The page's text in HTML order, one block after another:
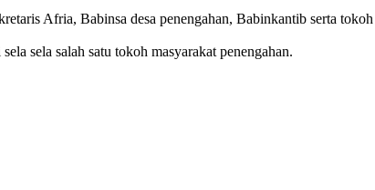
Afria, Babinsa desa penengahan, Babinkantib serta
sela salah satu tokoh masyarakat penengahan.